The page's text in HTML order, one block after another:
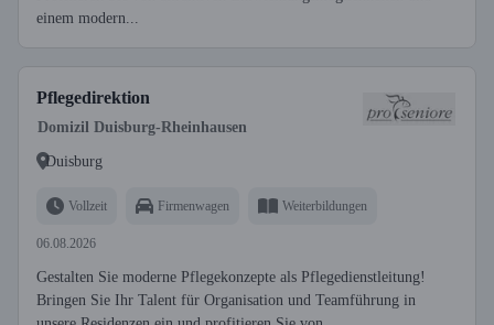
einem modern...
Pflegedirektion
Domizil Duisburg-Rheinhausen
Duisburg
Vollzeit Firmenwagen Weiterbildungen
06.08.2026
Gestalten Sie moderne Pflegekonzepte als Pflegedienstleitung!
Bringen Sie Ihr Talent für Organisation und Teamführung in